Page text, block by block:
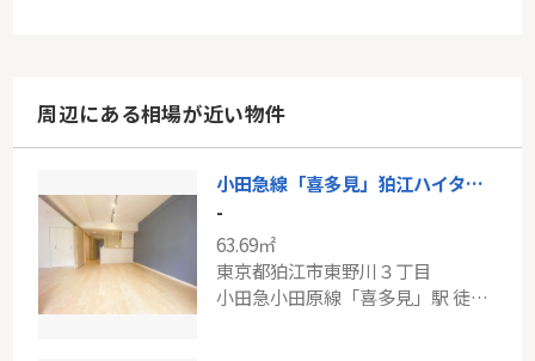
周辺にある相場が近い物件
小田急線「喜多見」狛江ハイタウン2号棟
-
63.69㎡
東京都狛江市東野川３丁目
小田急小田原線「喜多見」駅 徒歩17分